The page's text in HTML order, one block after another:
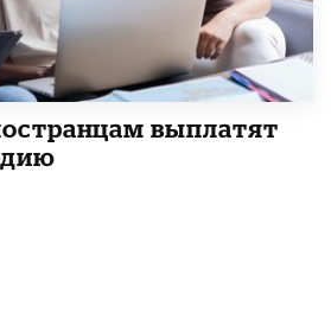
выплатят